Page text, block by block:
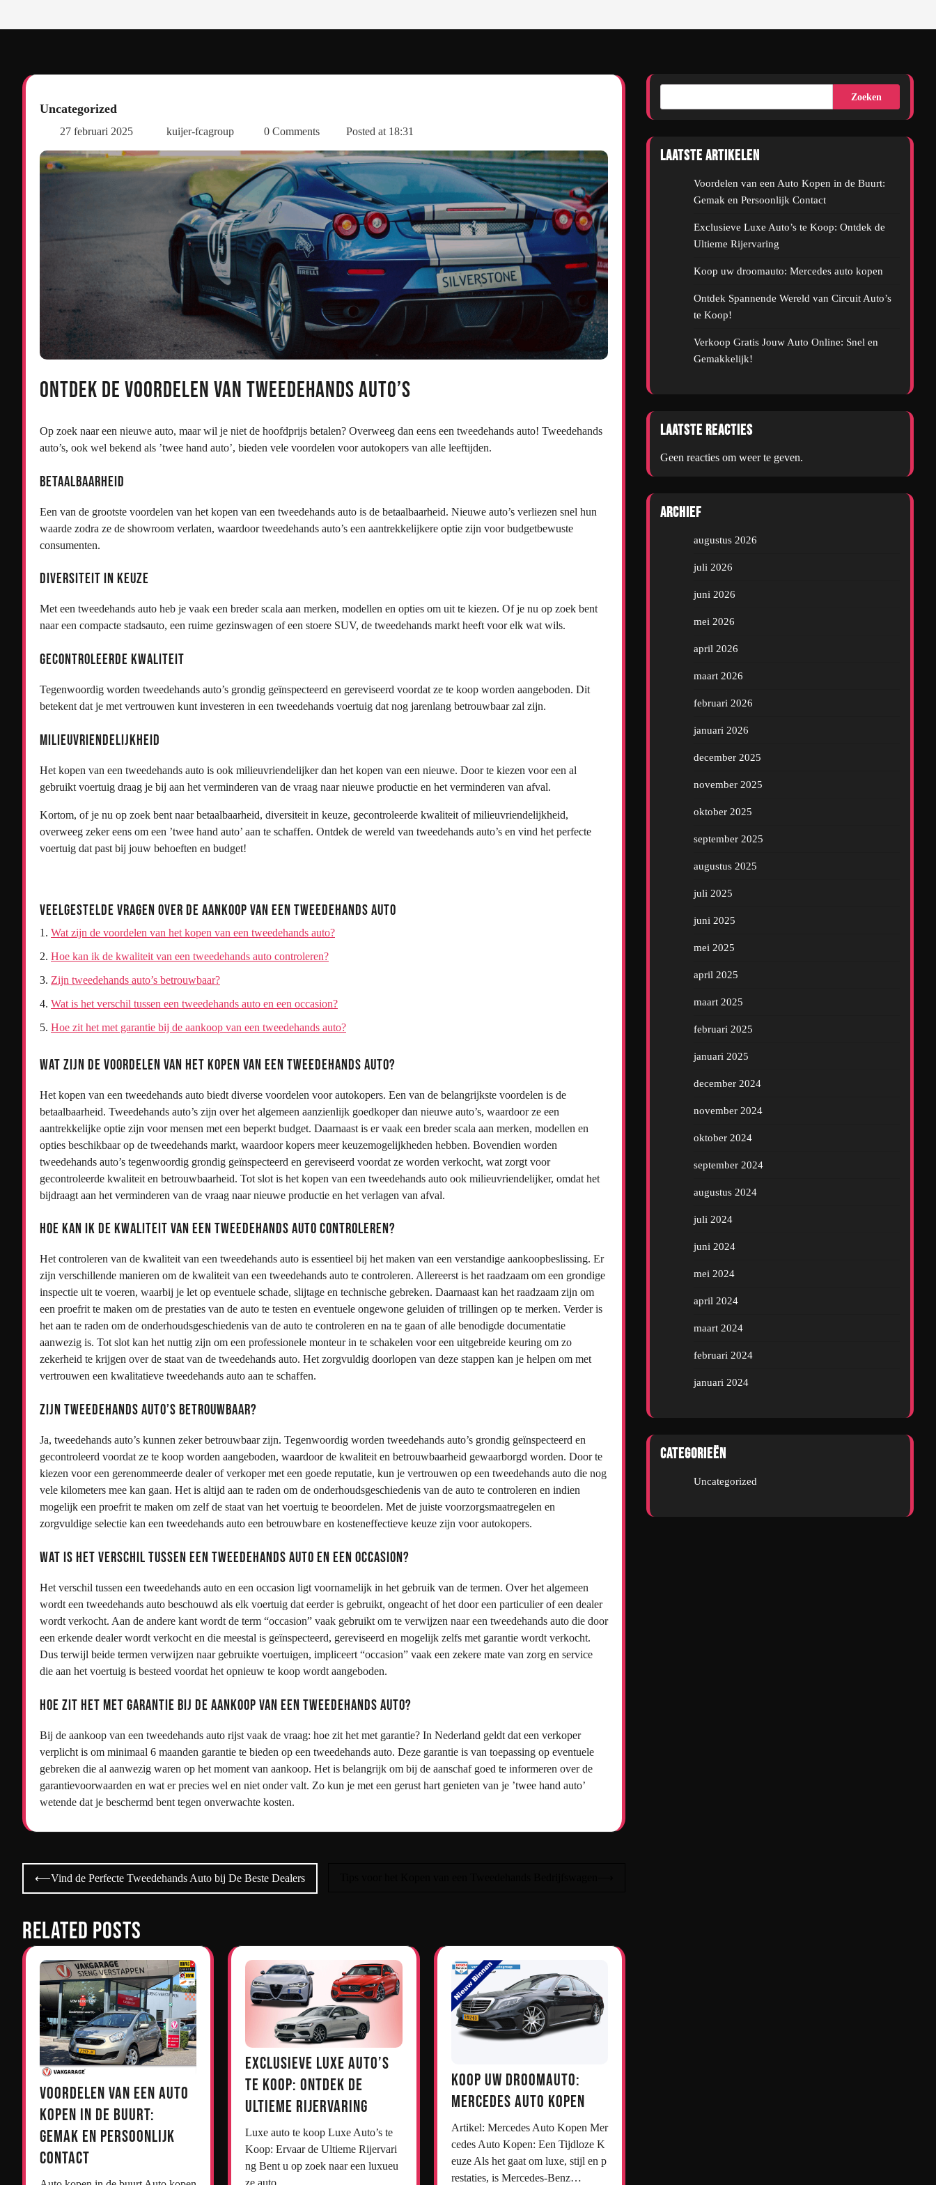
Uncategorized
27 februari 2025 kuijer-fcagroup 0 Comments Posted at 18:31
Ontdek de Voordelen van Tweedehands Auto’s
Op zoek naar een nieuwe auto, maar wil je niet de hoofdprijs betalen? Overweeg dan eens een tweedehands auto! Tweedehands
auto’s, ook wel bekend als ’twee hand auto’, bieden vele voordelen voor autokopers van alle leeftijden.
Betaalbaarheid
Een van de grootste voordelen van het kopen van een tweedehands auto is de betaalbaarheid. Nieuwe auto’s verliezen snel hun
waarde zodra ze de showroom verlaten, waardoor tweedehands auto’s een aantrekkelijkere optie zijn voor budgetbewuste
consumenten.
Diversiteit in Keuze
Met een tweedehands auto heb je vaak een breder scala aan merken, modellen en opties om uit te kiezen. Of je nu op zoek bent
naar een compacte stadsauto, een ruime gezinswagen of een stoere SUV, de tweedehands markt heeft voor elk wat wils.
Gecontroleerde Kwaliteit
Tegenwoordig worden tweedehands auto’s grondig geïnspecteerd en gereviseerd voordat ze te koop worden aangeboden. Dit
betekent dat je met vertrouwen kunt investeren in een tweedehands voertuig dat nog jarenlang betrouwbaar zal zijn.
Milieuvriendelijkheid
Het kopen van een tweedehands auto is ook milieuvriendelijker dan het kopen van een nieuwe. Door te kiezen voor een al
gebruikt voertuig draag je bij aan het verminderen van de vraag naar nieuwe productie en het verminderen van afval.
Kortom, of je nu op zoek bent naar betaalbaarheid, diversiteit in keuze, gecontroleerde kwaliteit of milieuvriendelijkheid,
overweeg zeker eens om een ’twee hand auto’ aan te schaffen. Ontdek de wereld van tweedehands auto’s en vind het perfecte
voertuig dat past bij jouw behoeften en budget!
Veelgestelde Vragen over de Aankoop van een Tweedehands Auto
Wat zijn de voordelen van het kopen van een tweedehands auto?
Hoe kan ik de kwaliteit van een tweedehands auto controleren?
Zijn tweedehands auto’s betrouwbaar?
Wat is het verschil tussen een tweedehands auto en een occasion?
Hoe zit het met garantie bij de aankoop van een tweedehands auto?
Wat zijn de voordelen van het kopen van een tweedehands auto?
Het kopen van een tweedehands auto biedt diverse voordelen voor autokopers. Een van de belangrijkste voordelen is de
betaalbaarheid. Tweedehands auto’s zijn over het algemeen aanzienlijk goedkoper dan nieuwe auto’s, waardoor ze een
aantrekkelijke optie zijn voor mensen met een beperkt budget. Daarnaast is er vaak een breder scala aan merken, modellen en
opties beschikbaar op de tweedehands markt, waardoor kopers meer keuzemogelijkheden hebben. Bovendien worden
tweedehands auto’s tegenwoordig grondig geïnspecteerd en gereviseerd voordat ze worden verkocht, wat zorgt voor
gecontroleerde kwaliteit en betrouwbaarheid. Tot slot is het kopen van een tweedehands auto ook milieuvriendelijker, omdat het
bijdraagt aan het verminderen van de vraag naar nieuwe productie en het verlagen van afval.
Hoe kan ik de kwaliteit van een tweedehands auto controleren?
Het controleren van de kwaliteit van een tweedehands auto is essentieel bij het maken van een verstandige aankoopbeslissing. Er
zijn verschillende manieren om de kwaliteit van een tweedehands auto te controleren. Allereerst is het raadzaam om een grondige
inspectie uit te voeren, waarbij je let op eventuele schade, slijtage en technische gebreken. Daarnaast kan het raadzaam zijn om
een proefrit te maken om de prestaties van de auto te testen en eventuele ongewone geluiden of trillingen op te merken. Verder is
het aan te raden om de onderhoudsgeschiedenis van de auto te controleren en na te gaan of alle benodigde documentatie
aanwezig is. Tot slot kan het nuttig zijn om een professionele monteur in te schakelen voor een uitgebreide keuring om zo
zekerheid te krijgen over de staat van de tweedehands auto. Het zorgvuldig doorlopen van deze stappen kan je helpen om met
vertrouwen een kwalitatieve tweedehands auto aan te schaffen.
Zijn tweedehands auto’s betrouwbaar?
Ja, tweedehands auto’s kunnen zeker betrouwbaar zijn. Tegenwoordig worden tweedehands auto’s grondig geïnspecteerd en
gecontroleerd voordat ze te koop worden aangeboden, waardoor de kwaliteit en betrouwbaarheid gewaarborgd worden. Door te
kiezen voor een gerenommeerde dealer of verkoper met een goede reputatie, kun je vertrouwen op een tweedehands auto die nog
vele kilometers mee kan gaan. Het is altijd aan te raden om de onderhoudsgeschiedenis van de auto te controleren en indien
mogelijk een proefrit te maken om zelf de staat van het voertuig te beoordelen. Met de juiste voorzorgsmaatregelen en
zorgvuldige selectie kan een tweedehands auto een betrouwbare en kosteneffectieve keuze zijn voor autokopers.
Wat is het verschil tussen een tweedehands auto en een occasion?
Het verschil tussen een tweedehands auto en een occasion ligt voornamelijk in het gebruik van de termen. Over het algemeen
wordt een tweedehands auto beschouwd als elk voertuig dat eerder is gebruikt, ongeacht of het door een particulier of een dealer
wordt verkocht. Aan de andere kant wordt de term “occasion” vaak gebruikt om te verwijzen naar een tweedehands auto die door
een erkende dealer wordt verkocht en die meestal is geïnspecteerd, gereviseerd en mogelijk zelfs met garantie wordt verkocht.
Dus terwijl beide termen verwijzen naar gebruikte voertuigen, impliceert “occasion” vaak een zekere mate van zorg en service
die aan het voertuig is besteed voordat het opnieuw te koop wordt aangeboden.
Hoe zit het met garantie bij de aankoop van een tweedehands auto?
Bij de aankoop van een tweedehands auto rijst vaak de vraag: hoe zit het met garantie? In Nederland geldt dat een verkoper
verplicht is om minimaal 6 maanden garantie te bieden op een tweedehands auto. Deze garantie is van toepassing op eventuele
gebreken die al aanwezig waren op het moment van aankoop. Het is belangrijk om bij de aanschaf goed te informeren over de
garantievoorwaarden en wat er precies wel en niet onder valt. Zo kun je met een gerust hart genieten van je ’twee hand auto’
wetende dat je beschermd bent tegen onverwachte kosten.
Bericht
navigatie
⟵Vind de Perfecte Tweedehands Auto bij De Beste Dealers
Related Posts
Voordelen van een Auto
Kopen in de Buurt:
Gemak en Persoonlijk
Contact
Exclusieve Luxe Auto’s
te Koop: Ontdek de
Ultieme Rijervaring
Luxe auto te koop Luxe Auto’s te
Koop: Ervaar de Ultieme Rijervari
ng Bent u op zoek naar een luxueu
Koop uw droomauto:
Mercedes auto kopen
Artikel: Mercedes Auto Kopen Mer
cedes Auto Kopen: Een Tijdloze K
euze Als het gaat om luxe, stijl en p
restaties, is Mercedes-Benz…
Zoeken
Laatste artikelen
Voordelen van een Auto Kopen in de Buurt:
Gemak en Persoonlijk Contact
Exclusieve Luxe Auto’s te Koop: Ontdek de
Ultieme Rijervaring
Koop uw droomauto: Mercedes auto kopen
Ontdek Spannende Wereld van Circuit Auto’s
te Koop!
Verkoop Gratis Jouw Auto Online: Snel en
Gemakkelijk!
Laatste reacties
Geen reacties om weer te geven.
Archief
augustus 2026
juli 2026
juni 2026
mei 2026
april 2026
maart 2026
februari 2026
januari 2026
december 2025
november 2025
oktober 2025
september 2025
augustus 2025
juli 2025
juni 2025
mei 2025
april 2025
maart 2025
februari 2025
januari 2025
december 2024
november 2024
oktober 2024
september 2024
augustus 2024
juli 2024
juni 2024
mei 2024
april 2024
maart 2024
februari 2024
januari 2024
Categorieën
Uncategorized